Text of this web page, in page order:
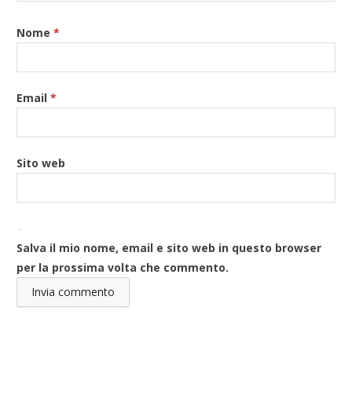
Nome*
Email*
Sito web
Salva il mio nome, email e sito web in questo browser
per la prossima volta che commento.